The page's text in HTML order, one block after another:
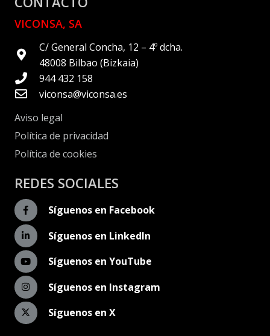
VICONSA, SA
C/ General Concha, 12 – 4º dcha.
48008 Bilbao (Bizkaia)
944 432 158
viconsa@viconsa.es
Aviso legal
Política de privacidad
Política de cookies
REDES SOCIALES
Síguenos en Facebook
Síguenos en LinkedIn
Síguenos en YouTube
Síguenos en Instagram
Síguenos en X